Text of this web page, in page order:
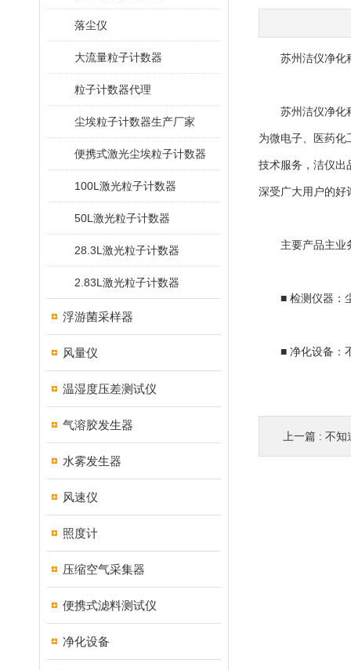
落尘仪
大流量粒子计数器
粒子计数器代理
尘埃粒子计数器生产厂家
便携式激光尘埃粒子计数器
100L激光粒子计数器
50L激光粒子计数器
28.3L激光粒子计数器
2.83L激光粒子计数器
浮游菌采样器
风量仪
温湿度压差测试仪
气溶胶发生器
水雾发生器
风速仪
照度计
压缩空气采集器
便携式滤料测试仪
净化设备
苏州洁仪净化科
苏州洁仪净化科
为微电子、医药化
技术服务，洁仪出
深受广大用户的好
主要产品主业
■ 检测仪器：尘
■ 净化设备：不
上一篇 : 不知